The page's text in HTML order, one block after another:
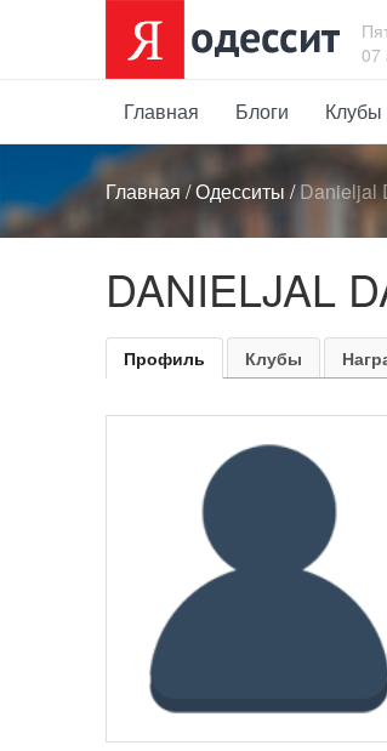
07
Главная Блоги Клубы
Главная /Одесситы /Danieljal
DANIELJAL
Профиль Клубы